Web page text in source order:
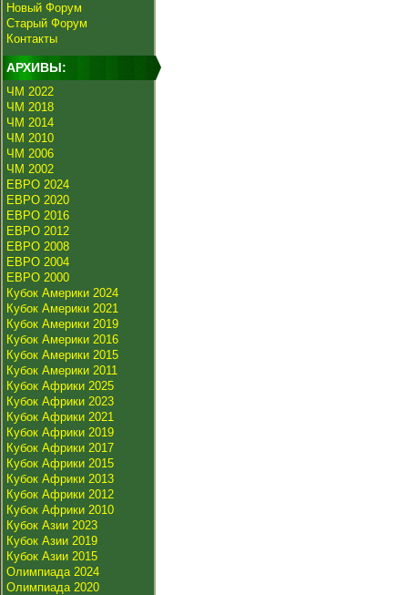
Новый Форум
Старый Форум
Контакты
АРХИВЫ:
ЧМ 2022
ЧМ 2018
ЧМ 2014
ЧМ 2010
ЧМ 2006
ЧМ 2002
ЕВРО 2024
ЕВРО 2020
ЕВРО 2016
ЕВРО 2012
ЕВРО 2008
ЕВРО 2004
ЕВРО 2000
Кубок Америки 2024
Кубок Америки 2021
Кубок Америки 2019
Кубок Америки 2016
Кубок Америки 2015
Кубок Америки 2011
Кубок Африки 2025
Кубок Африки 2023
Кубок Африки 2021
Кубок Африки 2019
Кубок Африки 2017
Кубок Африки 2015
Кубок Африки 2013
Кубок Африки 2012
Кубок Африки 2010
Кубок Азии 2023
Кубок Азии 2019
Кубок Азии 2015
Олимпиада 2024
Олимпиада 2020